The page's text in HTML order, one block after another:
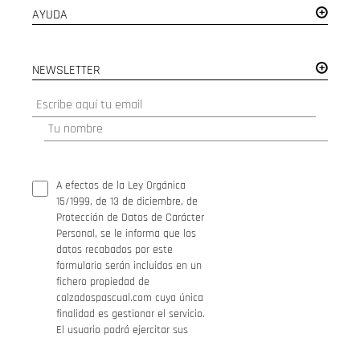
AYUDA
NEWSLETTER
A efectos de la Ley Orgánica
15/1999, de 13 de diciembre, de
Protección de Datos de Carácter
Personal, se le informa que los
datos recabados por este
formulario serán incluidos en un
fichero propiedad de
calzadospascual.com cuya única
finalidad es gestionar el servicio.
El usuario podrá ejercitar sus